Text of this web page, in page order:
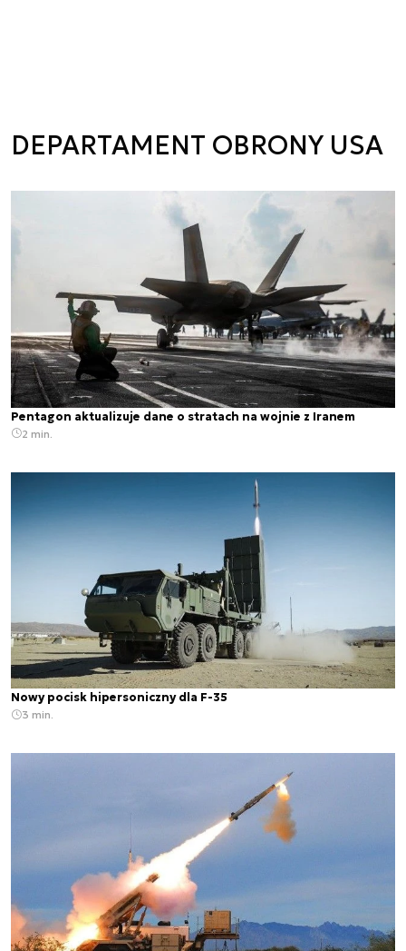
DEPARTAMENT OBRONY USA
Pentagon aktualizuje dane o stratach na wojnie z Iranem
2 min.
Nowy pocisk hipersoniczny dla F-35
3 min.